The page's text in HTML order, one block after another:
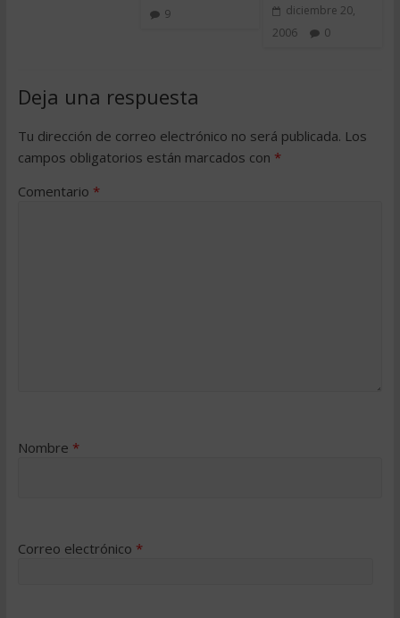
9
diciembre 20,
2006
0
Deja una respuesta
Tu dirección de correo electrónico no será publicada. Los
campos obligatorios están marcados con *
Comentario *
Nombre *
Correo electrónico *